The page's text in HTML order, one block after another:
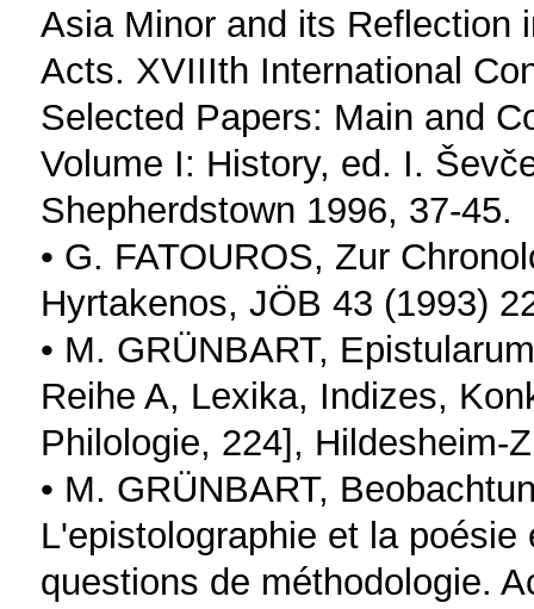
Asia Minor and its Reflection
Acts. XVIIIth International
Selected Papers: Main and
Volume I: History, ed. I.
Shepherdstown 1996, 37-45.
• G. FATOUROS, Zur
Hyrtakenos, JÖB 43 (1993)
• M. GRÜNBART,
Reihe A, Lexika, Indizes,
Philologie, 224], Hildesheim-
• M. GRÜNBART,
L'epistolographie et la
questions de méthodologie.